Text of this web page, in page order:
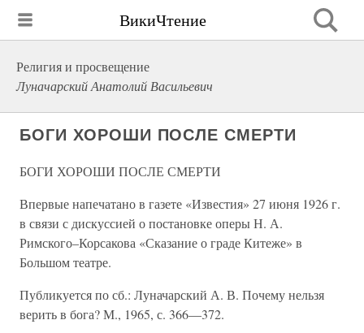
ВикиЧтение
Религия и просвещение
Луначарский Анатолий Васильевич
БОГИ ХОРОШИ ПОСЛЕ СМЕРТИ
БОГИ ХОРОШИ ПОСЛЕ СМЕРТИ
Впервые напечатано в газете «Известия» 27 июня 1926 г.
в связи с дискуссией о постановке оперы Н. А.
Римского–Корсакова «Сказание о граде Китеже» в
Большом театре.
Публикуется по сб.: Луначарский А. В. Почему нельзя
верить в бога? М., 1965, с. 366—372.